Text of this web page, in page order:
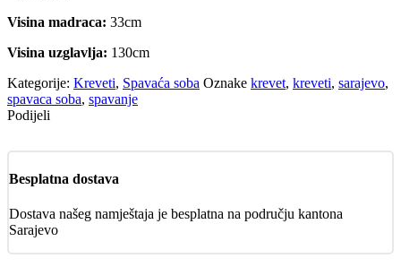
Visina madraca: 33cm
Visina uzglavlja: 130cm
Kategorije: Kreveti, Spavaća soba Oznake krevet, kreveti, sarajevo,
spavaca soba, spavanje
Podijeli
Besplatna dostava
Dostava našeg namještaja je besplatna na području kantona
Sarajevo